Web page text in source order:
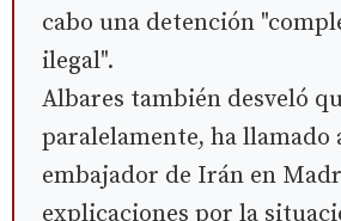
cabo una detención
ilegal".
Albares también desveló
paralelamente, ha llamado
embajador de Irán en
explicaciones por la